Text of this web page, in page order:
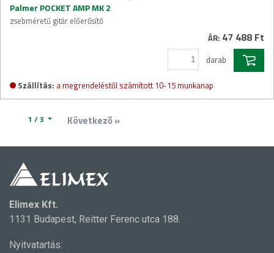
Palmer POCKET AMP MK 2
zsebméretű gitár előerősítő
ÁR: 47 488 Ft
darab
Szállítás: a megrendeléstől számított 10-15 munkanap
1 / 3 Következő »
Elimex Kft.
1131 Budapest, Reitter Ferenc utca 188.
Nyitvatartás: